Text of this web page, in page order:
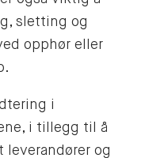
sletting og
opphør eller
i
i tillegg til å
leverandører og